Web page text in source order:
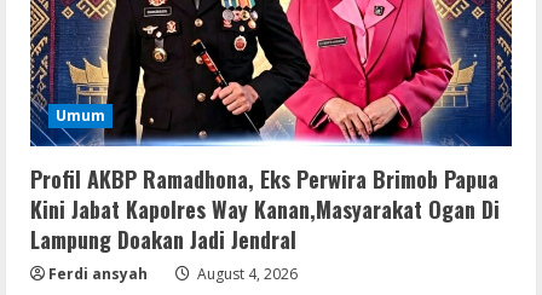
Umum
Profil AKBP Ramadhona, Eks Perwira Brimob Papua
Kini Jabat Kapolres Way Kanan,Masyarakat Ogan Di
Lampung Doakan Jadi Jendral
Ferdi ansyah August 4, 2026
4 August 7, 2026
5
Serialers
FL Studio Portable + License Key
August 7, 2026
Umum
Kemarau Panjang Picu Kebakaran di